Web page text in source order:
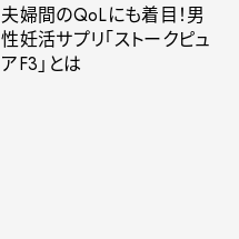
夫婦間のQoLにも着目！男
性妊活サプリ「ストークピュ
アF3」とは